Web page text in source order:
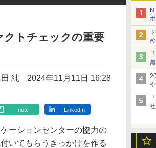
クトチェックの重要
純 2024年11月11日 16:28
note LinkedIn
ーションセンターの協力の
いてもらうきっかけを作る